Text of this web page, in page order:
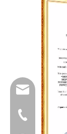
+86-